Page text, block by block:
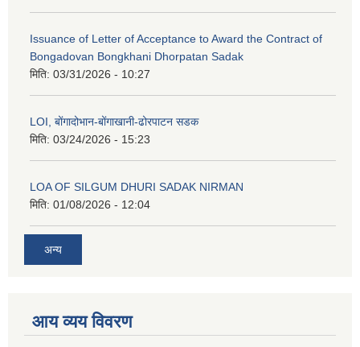
Issuance of Letter of Acceptance to Award the Contract of
Bongadovan Bongkhani Dhorpatan Sadak
मिति: 03/31/2026 - 10:27
LOI, बोंगादोभान-बोंगाखानी-ढोरपाटन सडक
मिति: 03/24/2026 - 15:23
LOA OF SILGUM DHURI SADAK NIRMAN
मिति: 01/08/2026 - 12:04
अन्य
आय व्यय विवरण